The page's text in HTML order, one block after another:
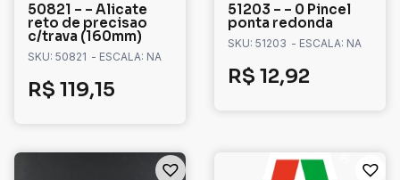
50821 – – Alicate
reto de precisao
c/trava (160mm)
SKU: 50821 - ESCALA: NA
R$ 119,15
51203 – – 0 Pincel
ponta redonda
SKU: 51203 - ESCALA: NA
R$ 12,92